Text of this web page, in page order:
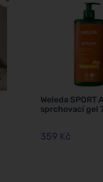
Weleda SPORT
sprchovací gel
359 Kč